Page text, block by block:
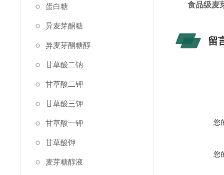
蛋白糖
异麦芽酮糖
异麦芽酮糖醇
甘草酸二钠
甘草酸二钾
甘草酸三钾
甘草酸一钾
甘草酸钾
麦芽糖醇液
食品级麦
留
您
您